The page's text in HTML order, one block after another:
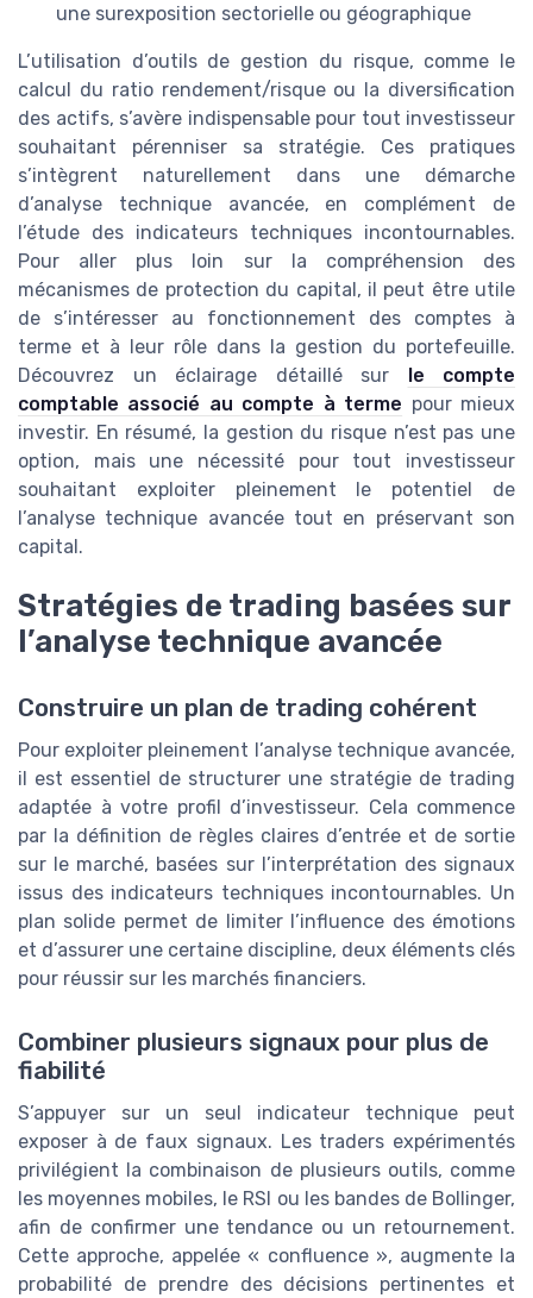
une surexposition sectorielle ou géographique
L’utilisation d’outils de gestion du risque, comme le
calcul du ratio rendement/risque ou la diversification
des actifs, s’avère indispensable pour tout investisseur
souhaitant pérenniser sa stratégie. Ces pratiques
s’intègrent naturellement dans une démarche
d’analyse technique avancée, en complément de
l’étude des indicateurs techniques incontournables.
Pour aller plus loin sur la compréhension des
mécanismes de protection du capital, il peut être utile
de s’intéresser au fonctionnement des comptes à
terme et à leur rôle dans la gestion du portefeuille.
Découvrez un éclairage détaillé sur le compte
comptable associé au compte à terme pour mieux
investir. En résumé, la gestion du risque n’est pas une
option, mais une nécessité pour tout investisseur
souhaitant exploiter pleinement le potentiel de
l’analyse technique avancée tout en préservant son
capital.
Stratégies de trading basées sur
l’analyse technique avancée
Construire un plan de trading cohérent
Pour exploiter pleinement l’analyse technique avancée,
il est essentiel de structurer une stratégie de trading
adaptée à votre profil d’investisseur. Cela commence
par la définition de règles claires d’entrée et de sortie
sur le marché, basées sur l’interprétation des signaux
issus des indicateurs techniques incontournables. Un
plan solide permet de limiter l’influence des émotions
et d’assurer une certaine discipline, deux éléments clés
pour réussir sur les marchés financiers.
Combiner plusieurs signaux pour plus de
fiabilité
S’appuyer sur un seul indicateur technique peut
exposer à de faux signaux. Les traders expérimentés
privilégient la combinaison de plusieurs outils, comme
les moyennes mobiles, le RSI ou les bandes de Bollinger,
afin de confirmer une tendance ou un retournement.
Cette approche, appelée « confluence », augmente la
probabilité de prendre des décisions pertinentes et